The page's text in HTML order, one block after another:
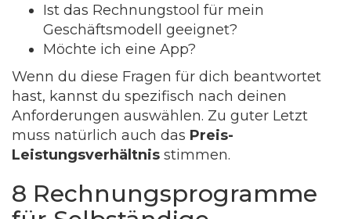
Ist das Rechnungstool für mein
Geschäftsmodell geeignet?
Möchte ich eine App?
Wenn du diese Fragen für dich beantwortet
hast, kannst du spezifisch nach deinen
Anforderungen auswählen. Zu guter Letzt
muss natürlich auch das Preis-
Leistungsverhältnis stimmen.
8 Rechnungsprogramme